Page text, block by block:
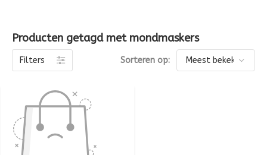
Producten getagd met mondmaskers
Filters Sorteren op: